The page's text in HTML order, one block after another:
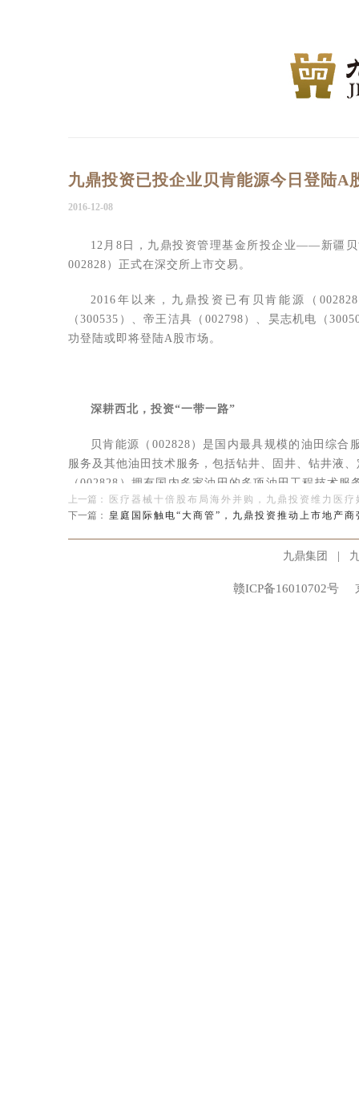
九鼎投资已投企业贝肯能源今日登陆A
2016-12-08
12月8日，九鼎投资管理基金所投企业——新疆
002828）正式在深交所上市交易。
2016年以来，九鼎投资已有贝肯能源（
（300535）、帝王洁具（002798）、昊志机电（
功登陆或即将登陆A股市场。
深耕西北，投资“一带一路”
贝肯能源（002828）是国内最具规模的油田综
服务及其他油田技术服务，包括钻井、固井、钻井液
（002828）拥有国内多家油田的多项油田工程技术
的资格。受益于相邻的中亚地区丰富的能源资源，贝
十八大以来，党中央明确了“一带一路”建设战略
略利好的同时，2016年证监会也明确表态支持新疆企
早在2011年，九鼎投资就于“一带一路”沿线区域
上一篇：
医疗器械十倍股布局海外并购，九鼎投资维力医疗
下一篇： 皇庭国际触电“大商管”，九鼎投资推动上市地产商
九鼎集团 |
赣ICP备16010702号